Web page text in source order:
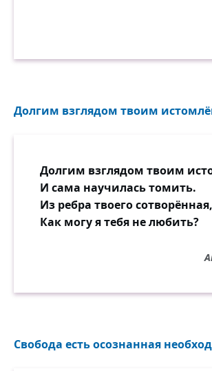
Долгим взглядом твоим
Долгим взглядом твоим
И сама научилась томить.
Из ребра твоего сотворённая,
Как могу я тебя не любить?
Свобода есть осознанная